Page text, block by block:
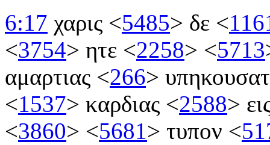
6:17 χαρις <5485> δε <
<3754> ητε <2258> <5713
αμαρτιας <266>
<1537> καρδιας <2588>
<3860> <5681> τυπον <